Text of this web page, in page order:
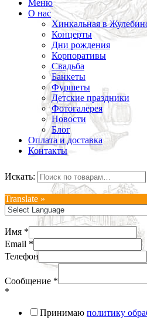
Меню
О нас
Хинкальная в
Концерты
Дни рождения
Корпоративы
Свадьба
Банкеты
Фуршеты
Детские праздники
Фотогалерея
Новости
Блог
Оплата и доставка
Контакты
Искать:
Translate »
Имя *
Email *
Телефон
Сообщение *
*
Принимаю политику